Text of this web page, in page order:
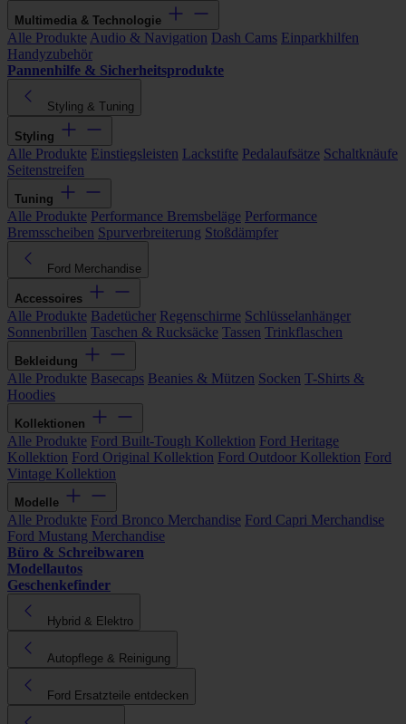
Multimedia & Technologie
Alle Produkte Audio & Navigation Dash Cams Einparkhilfen
Handyzubehör
Pannenhilfe & Sicherheitsprodukte
Styling & Tuning
Styling
Alle Produkte Einstiegsleisten Lackstifte Pedalaufsätze Schaltknäufe
Seitenstreifen
Tuning
Alle Produkte Performance Bremsbeläge Performance
Bremsscheiben Spurverbreiterung Stoßdämpfer
Ford Merchandise
Accessoires
Alle Produkte Badetücher Regenschirme Schlüsselanhänger
Sonnenbrillen Taschen & Rucksäcke Tassen Trinkflaschen
Bekleidung
Alle Produkte Basecaps Beanies & Mützen Socken T-Shirts &
Hoodies
Kollektionen
Alle Produkte Ford Built-Tough Kollektion Ford Heritage
Kollektion Ford Original Kollektion Ford Outdoor Kollektion Ford
Vintage Kollektion
Modelle
Alle Produkte Ford Bronco Merchandise Ford Capri Merchandise
Ford Mustang Merchandise
Büro & Schreibwaren
Modellautos
Geschenkefinder
Hybrid & Elektro
Autopflege & Reinigung
Ford Ersatzteile entdecken